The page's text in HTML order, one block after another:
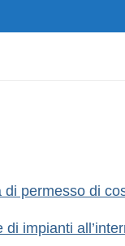
permesso di
impianti